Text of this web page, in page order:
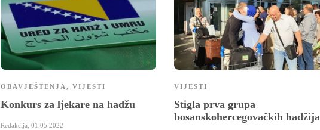
OBAVJEŠTENJA , VIJESTI
Konkurs za ljekare na hadžu
Redakcija 01.05.2022
VIJESTI
Stigla prva grupa
bosanskohercegovačkih hadžija